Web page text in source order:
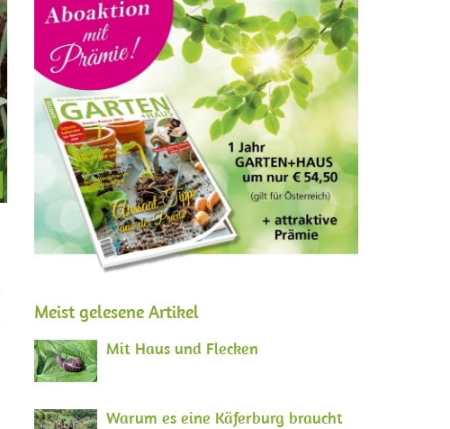
Meist gelesene Artikel
Mit Haus und Flecken
Warum es eine Käferburg braucht